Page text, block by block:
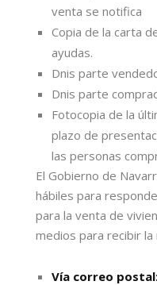
venta se notifica
Copia de la carta
ayudas.
Dnis parte
Dnis parte
Fotocopia de la
plazo de
las personas
El Gobierno de
hábiles para
para la venta de
medios para recibir
Vía correo